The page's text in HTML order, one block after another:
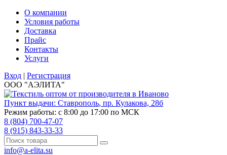
О компании
Условия работы
Доставка
Прайс
Контакты
Услуги
Вход | Регистрация
ООО "АЭЛИТА"
Пункт выдачи: Ставрополь, пр. Кулакова, 28б
Режим работы: с 8:00 до 17:00 по МСК
8 (804) 700-47-07
8 (915) 843-33-33
info@a-elita.su